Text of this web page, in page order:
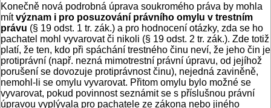
Konečně nová podrobná úprava soukromého práva by mohla
mítvýznam i pro posuzování právního omylu v trestním
právu (§ 19 odst. 1 tr. zák.) a pro hodnocení otázky, zda se ho
pachatel mohl vyvarovat či nikoli (§ 19 odst. 2 tr. zák.). Zde totiž
platí, že ten, kdo při spáchání trestného činu neví, že jeho čin je
protiprávní (např. nezná mimotrestní právní úpravu, od jejíhož
porušení se dovozuje protiprávnost činu), nejedná zaviněně,
nemohl-li se omylu vyvarovat. Přitom omylu bylo možné se
vyvarovat, pokud povinnost seznámit se s příslušnou právní
úpravou vyplývala pro pachatele ze zákona nebo jiného